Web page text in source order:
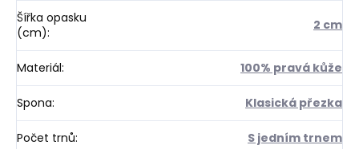
Šířka opasku
(cm): 2 cm
Materiál: 100% pravá kůže
Spona: Klasická přezka
Počet trnů: S jedním trnem